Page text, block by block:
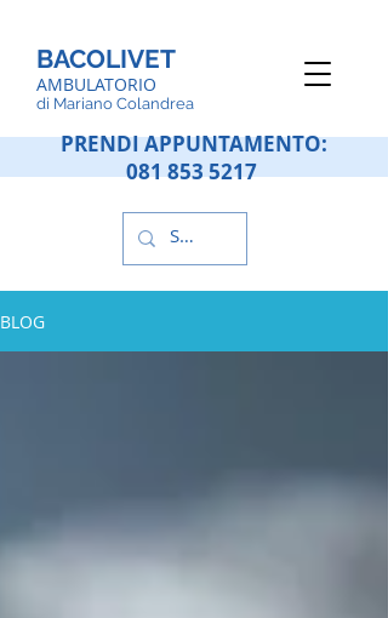
BACOLIVET
AMBULATORIO
di Mariano Colandrea
PRENDI APPUNTAMENTO:
081 853 5217
BLOG